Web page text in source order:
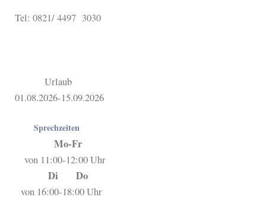
Tel: 0821/ 4497 3030
Urlaub
01.08.2026-15.09.2026
Sprechzeiten
Mo-Fr
von 11:00-12:00 Uhr
Di Do
von 16:00-18:00 Uhr